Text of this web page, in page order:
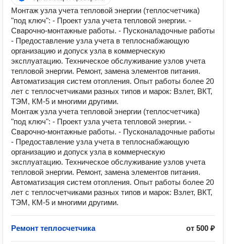
Монтаж узла учета тепловой энергии (теплосчетчика)
"под ключ": - Проект узла учета тепловой энергии. -
Сварочно-монтажные работы. - Пусконаладочные работы
- Предоставление узла учета в теплоснабжающую
организацию и допуск узла в коммерческую
эксплуатацию. Техническое обслуживание узлов учета
тепловой энергии. Ремонт, замена элементов питания.
Автоматизация систем отопления. Опыт работы более 20
лет с теплосчетчиками разных типов и марок: Взлет, ВКТ,
ТЭМ, КМ-5 и многими другими.
Монтаж узла учета тепловой энергии (теплосчетчика)
"под ключ": - Проект узла учета тепловой энергии. -
Сварочно-монтажные работы. - Пусконаладочные работы
- Предоставление узла учета в теплоснабжающую
организацию и допуск узла в коммерческую
эксплуатацию. Техническое обслуживание узлов учета
тепловой энергии. Ремонт, замена элементов питания.
Автоматизация систем отопления. Опыт работы более 20
лет с теплосчетчиками разных типов и марок: Взлет, ВКТ,
ТЭМ, КМ-5 и многими другими.
Ремонт теплосчетчика от 500 ₽